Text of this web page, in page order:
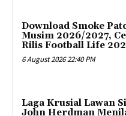
Download Smoke
Musim 2026/2027,
Rilis Football Life
6 August 2026 22:40 PM
Laga Krusial Lawan
John Herdman